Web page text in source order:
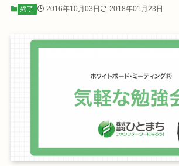
終了 2016年10月03日 2018年01月23日